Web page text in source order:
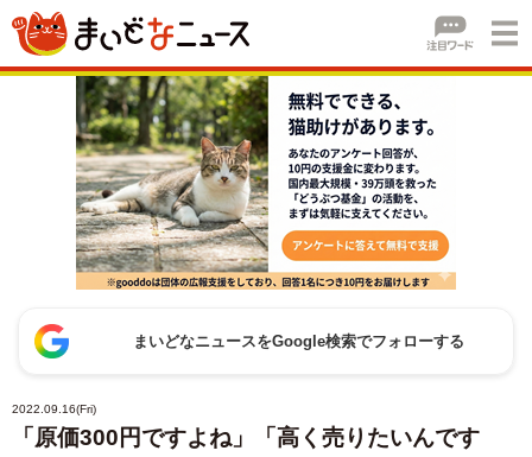
まいどなニュースをGoogle検索でフォローする
2022.09.16(Fri)
「原価300円ですよね」「高く売りたいんです